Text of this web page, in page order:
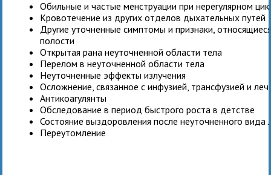
Обильные и частые менструации при нерегулярном
Кровотечение из других отделов дыхательных путей
Другие уточненные симптомы и признаки,
полости
Открытая рана неуточненной области тела
Перелом в неуточненной области тела
Неуточненные эффекты излучения
Осложнение, связанное с инфузией, трансфузией и
Антикоагулянты
Обследование в период быстрого роста в детстве
Состояние выздоровления после неуточненного вида
Переутомление